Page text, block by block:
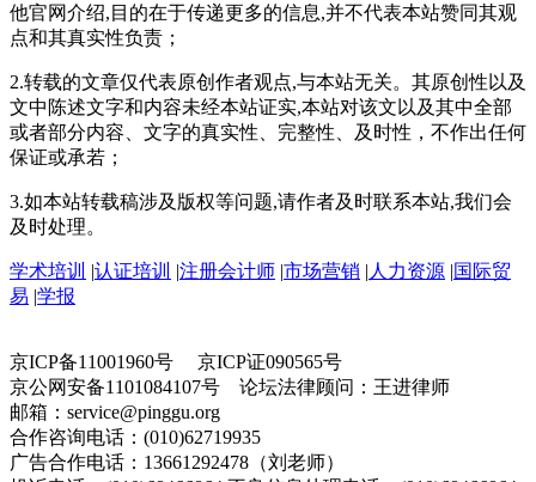
他官网介绍,目的在于传递更多的信息,并不代表本站赞同其观
点和其真实性负责；
2.转载的文章仅代表原创作者观点,与本站无关。其原创性以及
文中陈述文字和内容未经本站证实,本站对该文以及其中全部
或者部分内容、文字的真实性、完整性、及时性，不作出任何
保证或承若；
3.如本站转载稿涉及版权等问题,请作者及时联系本站,我们会
及时处理。
学术培训 |认证培训 |注册会计师 |市场营销 | 人力资源 |国际贸
易 |学报
京ICP备11001960号 京ICP证090565号
京公网安备1101084107号 论坛法律顾问：王进律师
邮箱：service@pinggu.org
合作咨询电话：(010)62719935
广告合作电话：13661292478（刘老师）